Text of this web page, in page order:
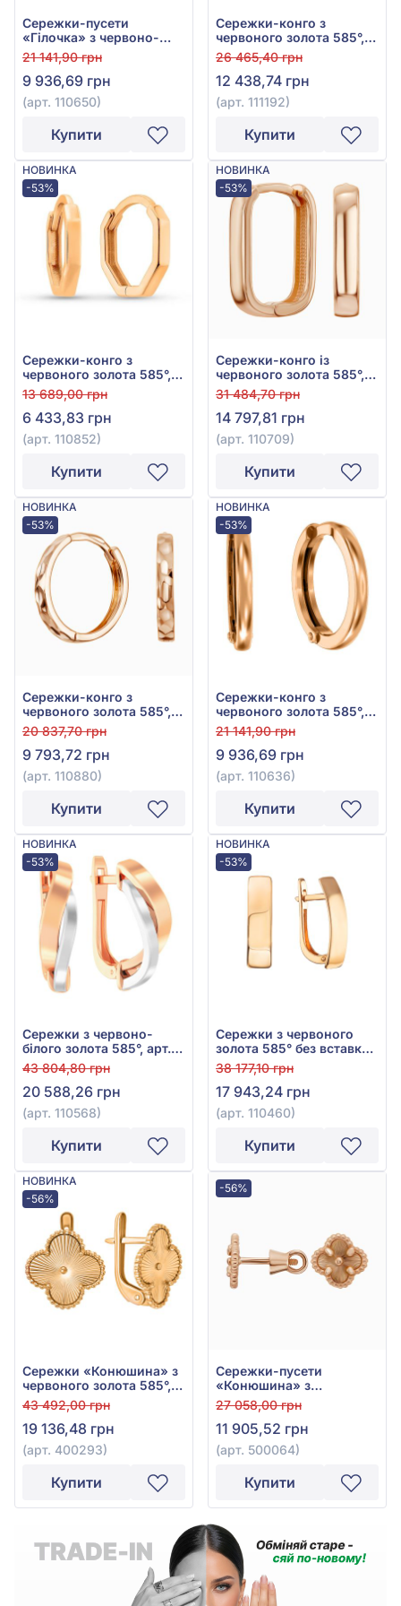
Сережки-пусети
«Гілочка» з червоно-
білого золота 585°, арт.
110650
21 141,90 грн
9 936,69 грн
(арт. 110650)
Купити
Сережки-конго з
червоного золота 585°,
арт. 111192
26 465,40 грн
12 438,74 грн
(арт. 111192)
Купити
НОВИНКА
-53%
Сережки-конго з
червоного золота 585°,
арт. 110852
13 689,00 грн
6 433,83 грн
(арт. 110852)
Купити
НОВИНКА
-53%
Сережки-конго із
червоного золота 585°,
арт. 110709
31 484,70 грн
14 797,81 грн
(арт. 110709)
Купити
НОВИНКА
-53%
Сережки-конго з
червоного золота 585°,
арт. 110880
20 837,70 грн
9 793,72 грн
(арт. 110880)
Купити
НОВИНКА
-53%
Сережки-конго з
червоного золота 585°,
арт. 110636
21 141,90 грн
9 936,69 грн
(арт. 110636)
Купити
НОВИНКА
-53%
Сережки з червоно-
білого золота 585°, арт.
110568
43 804,80 грн
20 588,26 грн
(арт. 110568)
Купити
НОВИНКА
-53%
Сережки з червоного
золота 585° без вставки,
арт. 110460
38 177,10 грн
17 943,24 грн
(арт. 110460)
Купити
НОВИНКА
-56%
Сережки «Конюшина» з
червоного золота 585°,
без вставки, арт. 400293
43 492,00 грн
19 136,48 грн
(арт. 400293)
Купити
-56%
Сережки-пусети
«Конюшина» з
червоного золота 585°,
арт. 500064
27 058,00 грн
11 905,52 грн
(арт. 500064)
Купити